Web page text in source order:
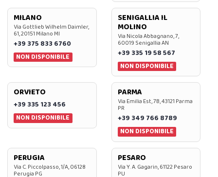
MILANO
Via Gottlieb Wilhelm Daimler,
61, 20151 Milano MI
+39 375 833 6760
NON DISPONIBILE
SENIGALLIA IL
MOLINO
Via Nicola Abbagnano, 7,
60019 Senigallia AN
+39 335 19 58 567
NON DISPONIBILE
ORVIETO
+39 335 123 456
NON DISPONIBILE
PARMA
Via Emilia Est, 7B, 43121 Parma
PR
+39 349 766 8789
NON DISPONIBILE
PERUGIA
Via C. Piccolpasso, 1/A, 06128
Perugia PG
PESARO
Via Y. A. Gagarin, 61122 Pesaro
PU